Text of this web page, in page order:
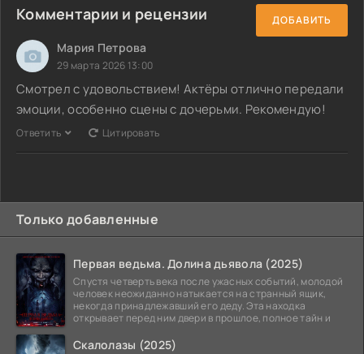
Комментарии и рецензии ДОБАВИТЬ
Мария Петрова
29 марта 2026 13:00
Смотрел с удовольствием! Актёры отлично передали
эмоции, особенно сцены с дочерьми. Рекомендую!
Ответить Цитировать
Только добавленные
Первая ведьма. Долина дьявола (2025)
Спустя четверть века после ужасных событий, молодой
человек неожиданно натыкается на странный ящик,
некогда принадлежавший его деду. Эта находка
открывает перед ним двери в прошлое, полное тайн и
Скалолазы (2025)